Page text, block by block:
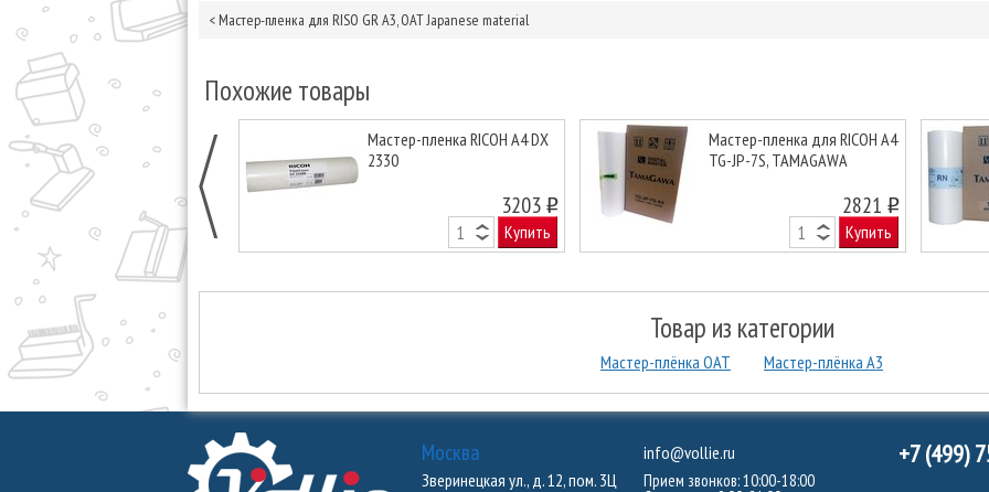
< Мастер-пленка для RISO GR А3, OAT Japanese material
Похожие товары
Мастер-пленка RICOH А4 DX
2330
3203 o
Купить
Мастер-пленка для RICOH А4
TG-JP-7S, TAMAGAWA
2821 o
Купить
Товар из категории
Мастер-плёнка ОАТ Мастер-плёнка А3
Москва
Зверинецкая ул., д. 12, пом. 3Ц
info@vollie.ru
Прием звонков: 10:00-18:00
+7 (499)